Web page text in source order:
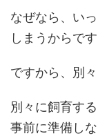
なぜなら、い
しまうからです
ですから、別
別々に飼育す
事前に準備し